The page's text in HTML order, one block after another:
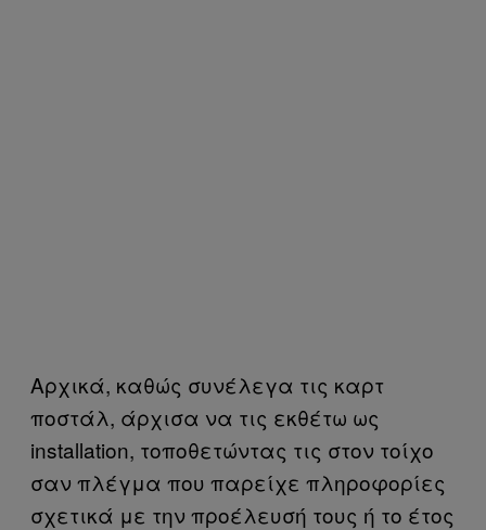
Αρχικά, καθώς συνέλεγα τις καρτ
ποστάλ, άρχισα να τις εκθέτω ως
installation, τοποθετώντας τις στον τοίχο
σαν πλέγμα που παρείχε πληροφορίες
σχετικά με την προέλευσή τους ή το έτος